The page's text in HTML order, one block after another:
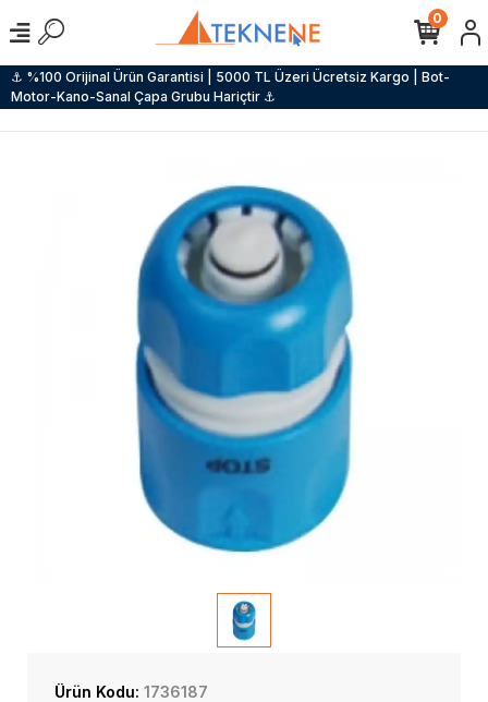
⚓ %100 Orijinal Ürün Garantisi | 5000 TL Üzeri Ücretsiz Kargo | Bot-
Motor-Kano-Sanal Çapa Grubu Hariçtir ⚓
0
Ürün Kodu: 1736187